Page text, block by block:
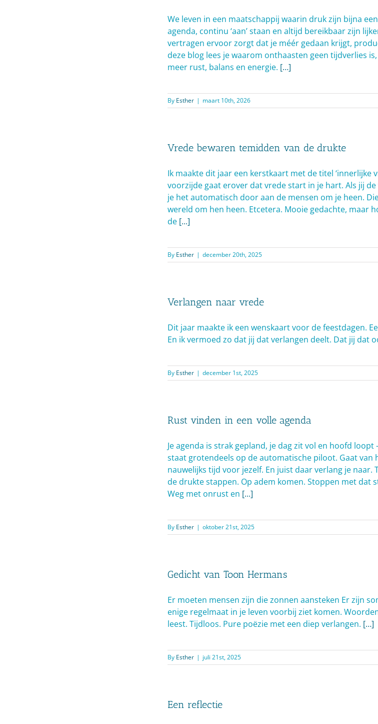
We leven in een maatschappij waarin druk zijn bijna
agenda, continu ‘aan’ staan en altijd bereikbaar zijn
vertragen ervoor zorgt dat je méér gedaan krijgt,
deze blog lees je waarom onthaasten geen tijdverlies
meer rust, balans en energie. […]
By Esther | maart 10th, 2026
Vrede bewaren temidden van de drukte
Ik maakte dit jaar een kerstkaart met de titel ‘innerlijke
voorzijde gaat erover dat vrede start in je hart. Als jij
je het automatisch door aan de mensen om je heen.
wereld om hen heen. Etcetera. Mooie gedachte, maar
de[...]
By Esther | december 20th, 2025
Verlangen naar vrede
Dit jaar maakte ik een wenskaart voor de feestdagen.
En ik vermoed zo dat jij dat verlangen deelt. Dat jij dat
By Esther | december 1st, 2025
Rust vinden in een volle agenda
Je agenda is strak gepland, je dag zit vol en hoofd
staat grotendeels op de automatische piloot. Gaat van
nauwelijks tijd voor jezelf. En juist daar verlang je naar.
de drukte stappen. Op adem komen. Stoppen met dat
Weg met onrust en [...]
By Esther | oktober 21st, 2025
Gedicht van Toon Hermans
Er moeten mensen zijn die zonnen aansteken Er zijn
enige regelmaat in je leven voorbij ziet komen.
leest. Tijdloos. Pure poëzie met een diep verlangen. […]
By Esther | juli 21st, 2025
Een reflectie